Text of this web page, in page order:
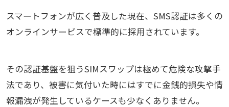
スマートフォンが広く普及した現在、SMS認証は多くの
オンラインサービスで標準的に採用されています。
その認証基盤を狙うSIMスワップは極めて危険な攻撃手
法であり、被害に気付いた時にはすでに金銭的損失や情
報漏洩が発生しているケースも少なくありません。